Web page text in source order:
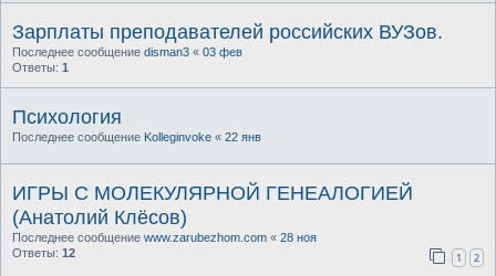
Зарплаты преподавателей российских ВУЗов.
Последнее сообщение disman3 « 03 фев
Ответы: 1
Психология
Последнее сообщение Kolleginvoke « 22 янв
ИГРЫ С МОЛЕКУЛЯРНОЙ ГЕНЕАЛОГИЕЙ
(Анатолий Клёсов)
Последнее сообщение www.zarubezhom.com « 28 ноя
Ответы: 12 1 2